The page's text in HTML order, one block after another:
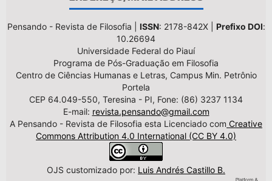
Pensando - Revista de Filosofia | ISSN: 2178-842X | Prefixo DOI:
10.26694
Universidade Federal do Piauí
Programa de Pós-Graduação em Filosofia
Centro de Ciências Humanas e Letras, Campus Min. Petrônio
Portela
CEP 64.049-550, Teresina - PI, Fone: (86) 3237 1134
E-mail: revista.pensando@gmail.com
A Pensando - Revista de Filosofia esta Licenciado com Creative
Commons Attribution 4.0 International (CC BY 4.0)
OJS customizado por: Luis Andrés Castillo B.